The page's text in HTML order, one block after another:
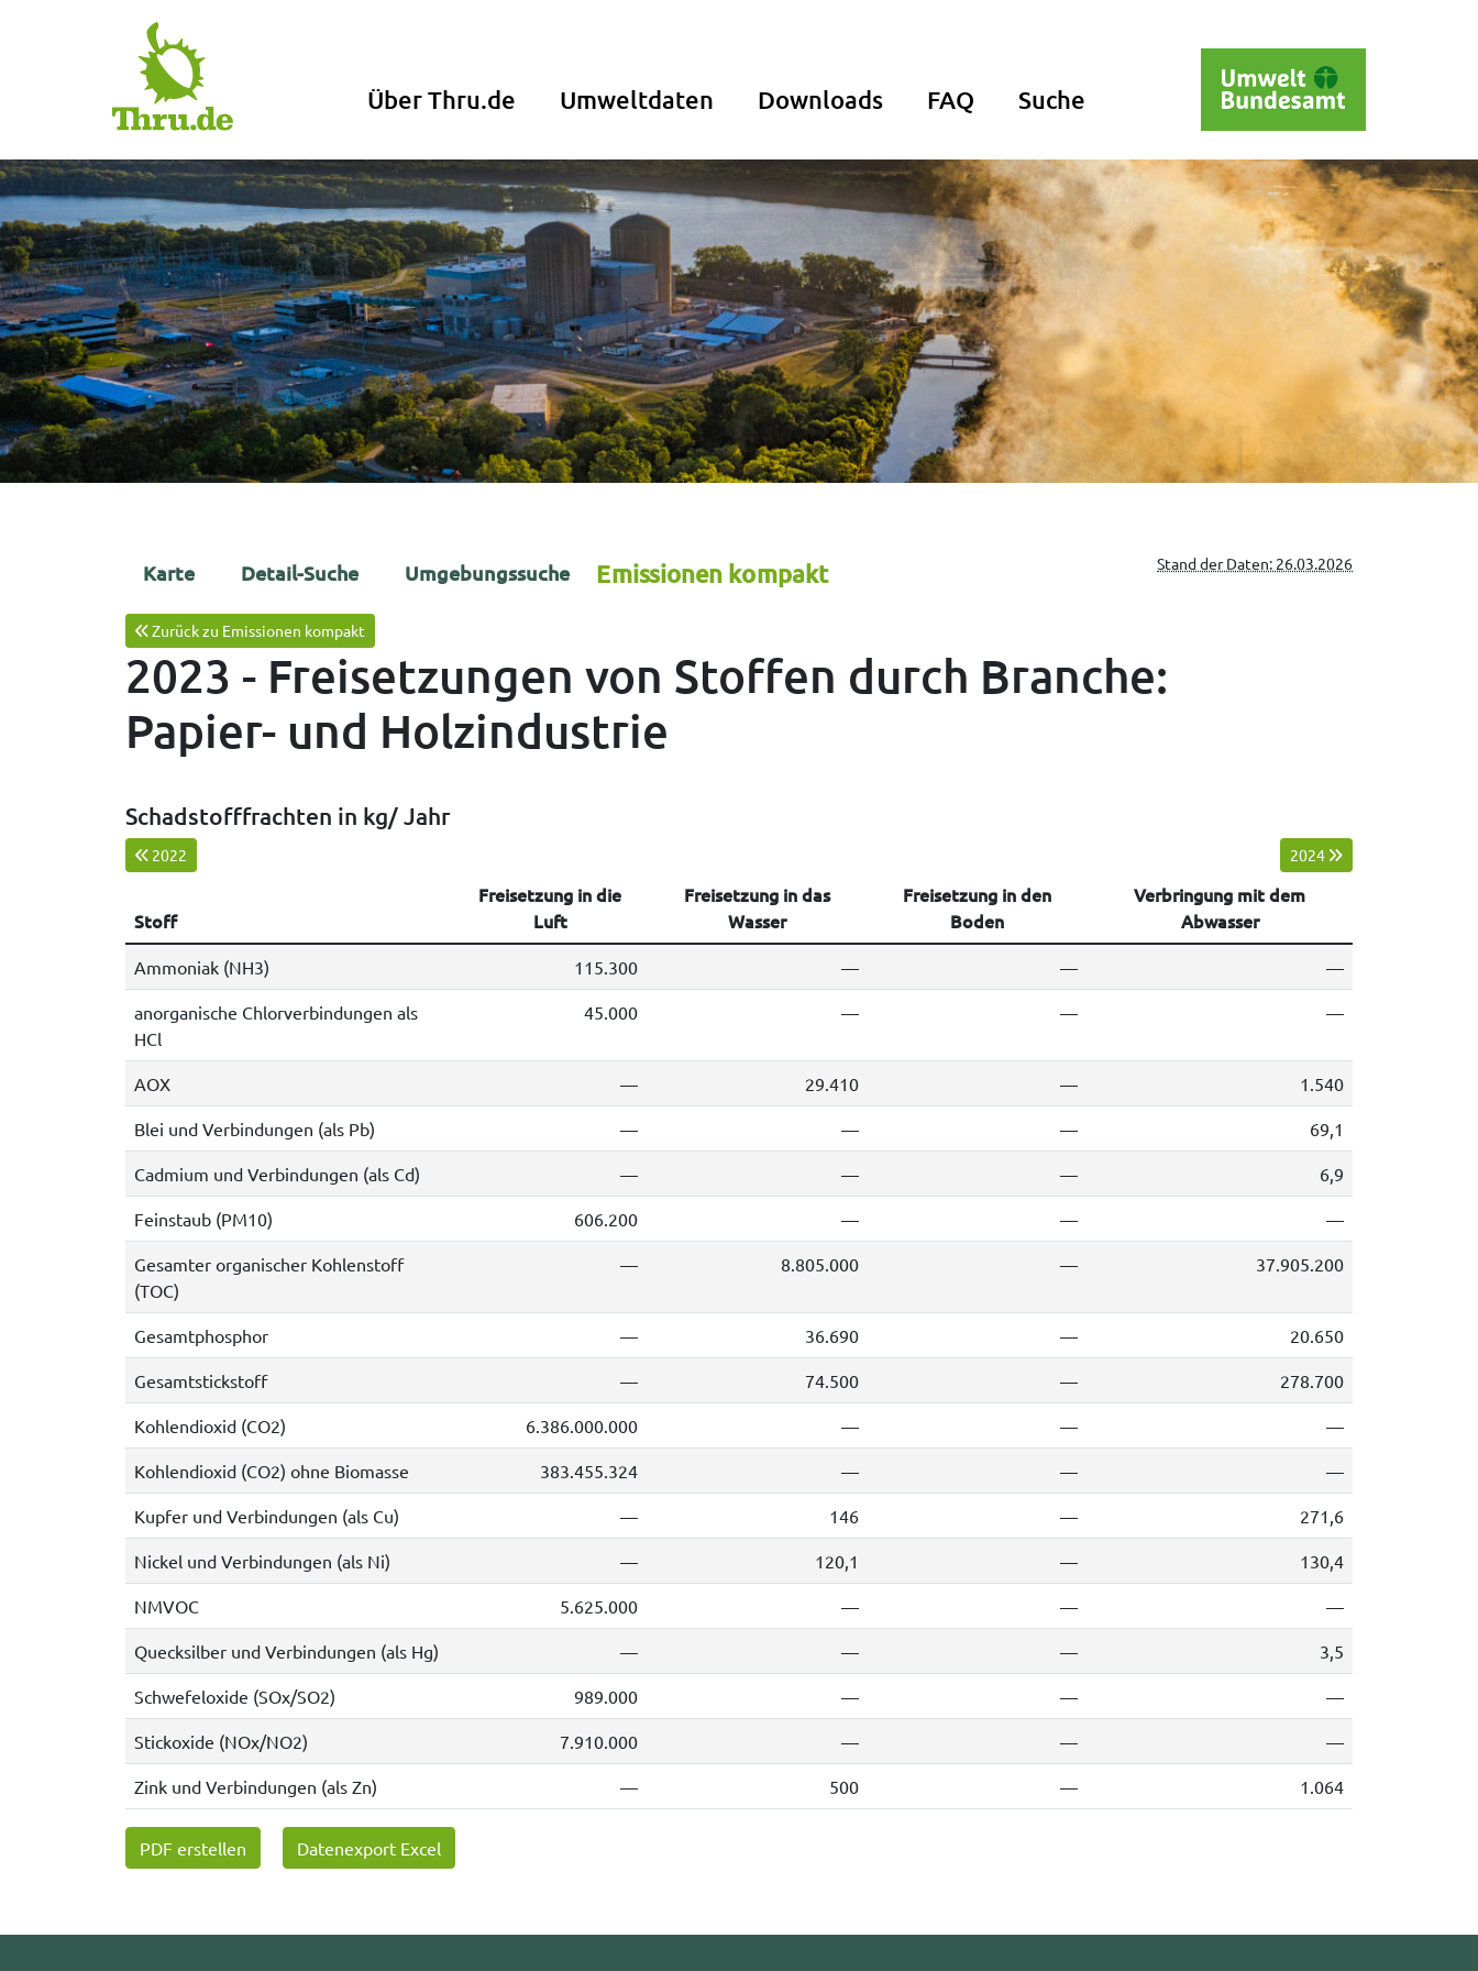
Über Thru.de Umweltdaten Downloads FAQ Suche
Stand der Daten: 26.03.2026
Karte Detail-Suche Umgebungssuche Emissionen kompakt
Zurück zu Emissionen kompakt
2023 - Freisetzungen von Stoffen durch Branche:
Papier- und Holzindustrie
Schadstofffrachten in kg/ Jahr
2022 2024
Stoff
Freisetzung in die
Luft
Freisetzung in das
Wasser
Freisetzung in den
Boden
Verbringung mit dem
Abwasser
Ammoniak (NH3) 115.300 — — —
anorganische Chlorverbindungen als
HCl
45.000 — — —
AOX — 29.410 — 1.540
Blei und Verbindungen (als Pb) — — — 69,1
Cadmium und Verbindungen (als Cd) — — — 6,9
Feinstaub (PM10) 606.200 — — —
Gesamter organischer Kohlenstoff
(TOC)
— 8.805.000 — 37.905.200
Gesamtphosphor — 36.690 — 20.650
Gesamtstickstoff — 74.500 — 278.700
Kohlendioxid (CO2) 6.386.000.000 — — —
Kohlendioxid (CO2) ohne Biomasse 383.455.324 — — —
Kupfer und Verbindungen (als Cu) — 146 — 271,6
Nickel und Verbindungen (als Ni) — 120,1 — 130,4
NMVOC 5.625.000 — — —
Quecksilber und Verbindungen (als Hg) — — — 3,5
Schwefeloxide (SOx/SO2) 989.000 — — —
Stickoxide (NOx/NO2) 7.910.000 — — —
Zink und Verbindungen (als Zn) — 500 — 1.064
PDF erstellen Datenexport Excel